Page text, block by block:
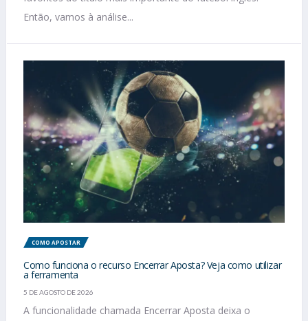
Então, vamos à análise...
COMO APOSTAR
Como funciona o recurso Encerrar Aposta? Veja como utilizar
a ferramenta
5 DE AGOSTO DE 2026
A funcionalidade chamada Encerrar Aposta deixa o